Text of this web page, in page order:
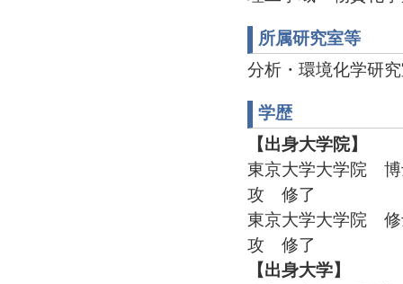
所属研究室等
分析・環境化学研
学歴
【出身大学院】
東京大学大学院
攻 修了
東京大学大学院
攻 修了
【出身大学】